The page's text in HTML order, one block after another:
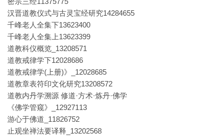
汉晋道教仪式与古灵宝经研究14284655
千峰老人全集下13623400
千峰老人全集上13623399
道教科仪概览_13208571
道教戒律学下12028686
道教戒律学(上册)》_12028685
道教章表符印文化研究13208572
道教内丹学溯源 修道·方术·炼丹·佛学
《佛学管窥》_12927113
游心于佛道_11826752
止观坐禅法要译释_13202568